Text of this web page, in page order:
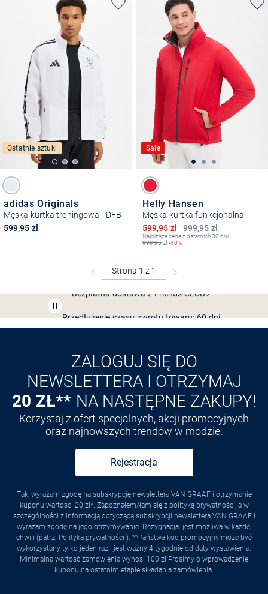
Ostatnie sztuki
adidas Originals
Męska kurtka treningowa - DFB
599,95 zł
Sale
Helly Hansen
Męska kurtka funkcjonalna
999,95 zł
Obniżona cena
599,95 zł
Najniższa cena z ostatnich 30 dni:
999,95zł-40%
Bezpłatna dostawa z Friends
Odkryj aplikację VANGRAAF
ZALOGUJ SIĘ DO
NEWSLETTERA I OTRZYMAJ
20 ZŁ** NA NASTĘPNE ZAKUPY!
Korzystaj z ofert specjalnych, akcji promocyjnych
oraz najnowszych trendów w modzie.
Rejestracja
Tak, wyrażam zgodę na subskrypcję newslettera VAN GRAAF i otrzymanie
kuponu wartości 20 zł*. Zapoznałem/łam się z polityką prywatności, a w
szczególności z informacją dotyczącą subskrybcji newslettera VAN GRAAF i
wyrażam zgodę na jego otrzymywanie. Rezygnacja. jest możliwa w każdej
chwili (patrz: Polityka prywatności ). **Państwa kod promocyjny może być
wykorzystany tylko jeden raz i jest ważny 4 tygodnie od daty wystawienia.
Minimalna wartość zamówienia wynosi 100 zł Prosimy o wprowadzenie
kuponu na ostatnim etapie składania zamówienia.